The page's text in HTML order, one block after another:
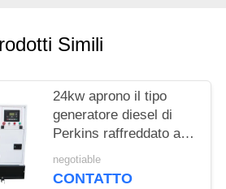
Simili
24kw aprono il tipo
generatore diesel di
Perkins raffreddato ad
acqua con il cappuccio
del liquido refrigerante
negotiable
CONTATTO